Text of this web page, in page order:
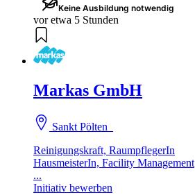
Keine Ausbildung notwendig
vor etwa 5 Stunden
Markas GmbH
Sankt Pölten
Reinigungskraft, RaumpflegerIn
HausmeisterIn, Facility Management
...
Initiativ bewerben